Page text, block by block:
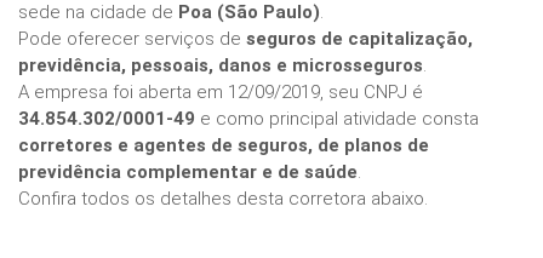
sede na cidade de Poa (São Paulo).
Pode oferecer serviços de seguros de capitalização,
previdência, pessoais, danos e microsseguros.
A empresa foi aberta em 12/09/2019, seu CNPJ é
34.854.302/0001-49 e como principal atividade consta
corretores e agentes de seguros, de planos de
previdência complementar e de saúde.
Confira todos os detalhes desta corretora abaixo.